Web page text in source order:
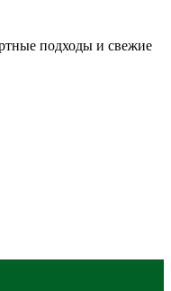
подходы и свежие